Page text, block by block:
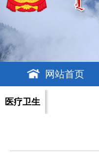
网站首页
医疗卫生